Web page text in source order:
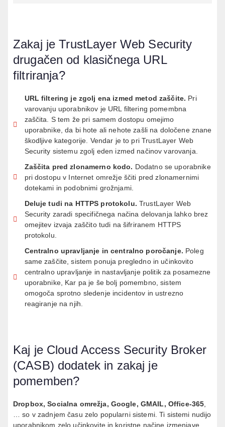
Zakaj je TrustLayer Web Security
drugačen od klasičnega URL
filtriranja?
URL filtering je zgolj ena izmed metod zaščite. Pri
varovanju uporabnikov je URL filtering pomembna
zaščita. S tem že pri samem dostopu omejimo
uporabnike, da bi hote ali nehote zašli na določene znane
škodljive kategorije. Vendar je to pri TrustLayer Web
Security sistemu zgolj eden izmed načinov varovanja
Zaščita pred zlonamerno kodo. Dodatno se uporabnike
pri dostopu v Internet omrežje ščiti pred zlonamernimi
dotekami in podobnimi grožnjami.
Deluje tudi na HTTPS protokolu. TrustLayer Web
Security zaradi specifičnega načina delovanja lahko brez
omejitev izvaja zaščito tudi na šifriranem HTTPS
protokolu
Centralno upravljanje in centralno poročanje. Poleg
same zaščite, sistem ponuja pregledno in učinkovito
centralno upravljanje in nastavljanje politik za posamezne
uporabnike, Kar pa je še bolj pomembno, sistem
omogoča sprotno sledenje incidentov in ustrezno
reagiranje na njih
Kaj je Cloud Access Security Broker
(CASB) dodatek in zakaj je
pomemben?
Dropbox, Socialna omrežja, Google, GMAIL, Office-365
… so v zadnjem času zelo popularni sistemi. Ti sistemi nudijo
uporabnikom zelo učinkovite in koristne načine izmenjave